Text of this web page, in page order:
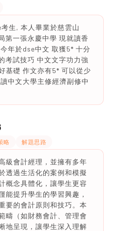
生, 本人畢業於慈雲山
第一張永慶中學 現就讀香
年於dse中文 取獲5* 十分
考試技巧 中文文字功力強
基礎 作文亦有5* 可以從少
中文大學主修經濟副修中
略 解題思路
級會計經理，並擁有多年
透過生活化的案例和模擬
概念具體化，讓學生更容
能提升學生的學習興趣，
要的會計原則和技巧。本
疇（如財務會計、管理會
地呈現，讓學生深入理解